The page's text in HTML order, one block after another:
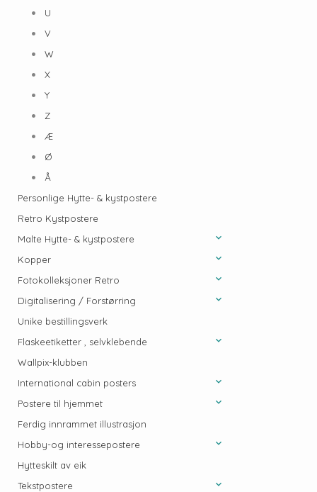
U
V
W
X
Y
Z
Æ
Ø
Å
Personlige Hytte- & kystpostere
Retro Kystpostere
Malte Hytte- & kystpostere
Kopper
Fotokolleksjoner Retro
Digitalisering / Forstørring
Unike bestillingsverk
Flaskeetiketter , selvklebende
Wallpix-klubben
International cabin posters
Postere til hjemmet
Ferdig innrammet illustrasjon
Hobby-og interessepostere
Hytteskilt av eik
Tekstpostere